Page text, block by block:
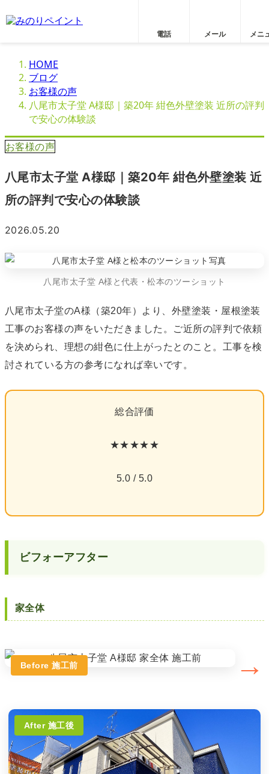
電話 メール メニ
HOME
ブログ
お客様の声
八尾市太子堂 A様邸｜築20年 紺色外壁塗装 近所の評判
で安心の体験談
お客様の声
八尾市太子堂 A様邸｜築20年 紺色外壁塗装 近
所の評判で安心の体験談
2026.05.20
八尾市太子堂 A様と代表・松本のツーショット
八尾市太子堂のA様（築20年）より、外壁塗装・屋根塗装
工事のお客様の声をいただきました。ご近所の評判で依頼
を決められ、理想の紺色に仕上がったとのこと。工事を検
討されている方の参考になれば幸いです。
総合評価
★★★★★
5.0 / 5.0
ビフォーアフター
家全体
Before 施工前 →
After 施工後